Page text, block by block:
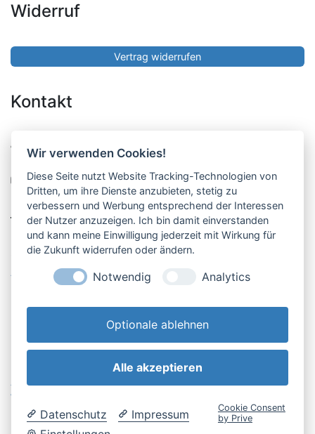
Widerruf
Vertrag widerrufen
Kontakt
Pucher Straße 10, Fürstenfeldbruck
08141-12269
shop@englschalk.de
Öffnungszeiten
Anfahrt & Kontakt
Retouren-Portal
AGB & Kundeninfo
Widerrufsbelehrung
Datenschutzerklärung
Wir verwenden Cookies!
Diese Seite nutzt Website Tracking-Technologien von
Dritten, um ihre Dienste anzubieten, stetig zu
verbessern und Werbung entsprechend der Interessen
der Nutzer anzuzeigen. Ich bin damit einverstanden
und kann meine Einwilligung jederzeit mit Wirkung für
die Zukunft widerrufen oder ändern.
Notwendig Analytics
Optionale ablehnen
Alle akzeptieren
Datenschutz
Impressum
Cookie Consent
by Prive